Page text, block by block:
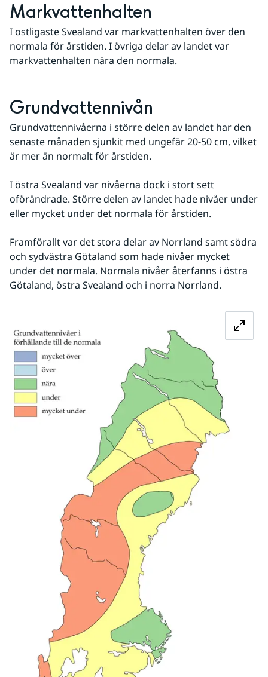
Markvattenhalten
I ostligaste Svealand var markvattenhalten över den
normala för årstiden. I övriga delar av landet var
markvattenhalten nära den normala.
Grundvattennivån
Grundvattennivåerna i större delen av landet har den
senaste månaden sjunkit med ungefär 20-50 cm, vilket
är mer än normalt för årstiden.
I östra Svealand var nivåerna dock i stort sett
oförändrade. Större delen av landet hade nivåer under
eller mycket under det normala för årstiden.
Framförallt var det stora delar av Norrland samt södra
och sydvästra Götaland som hade nivåer mycket
under det normala. Normala nivåer återfanns i östra
Götaland, östra Svealand och i norra Norrland.